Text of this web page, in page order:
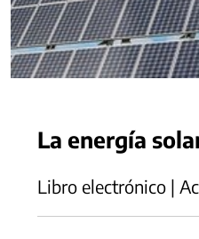
La energía
Libro electrónico |